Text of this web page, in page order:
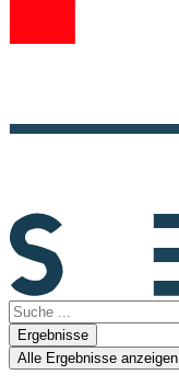
Search
...Ergebnisse
Alle Ergebnisse anzeigen